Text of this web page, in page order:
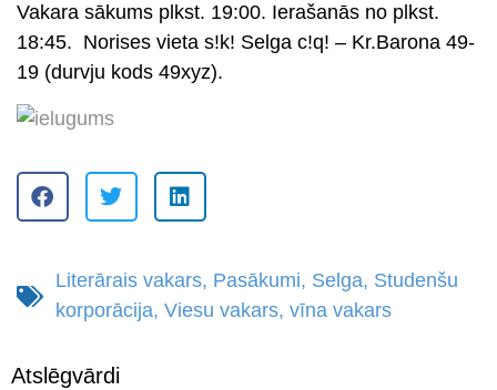
Vakara sākums plkst. 19:00. Ierašanās no plkst.
18:45. Norises vieta s!k! Selga c!q! – Kr.Barona 49-
19 (durvju kods 49xyz).
Literārais vakars, Pasākumi, Selga, Studenšu
korporācija, Viesu vakars, vīna vakars
Atslēgvārdi